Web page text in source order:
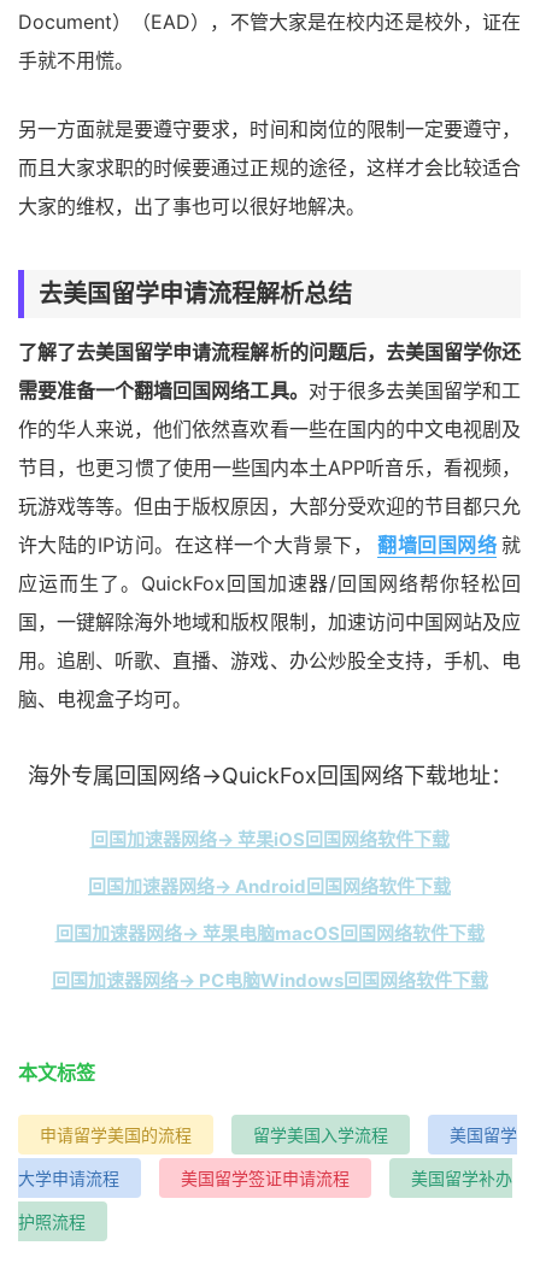
Document）（EAD），不管大家是在校内还是校外，证在
手就不用慌。
另一方面就是要遵守要求，时间和岗位的限制一定要遵守，
而且大家求职的时候要通过正规的途径，这样才会比较适合
大家的维权，出了事也可以很好地解决。
去美国留学申请流程解析总结
了解了去美国留学申请流程解析的问题后，去美国留学你还
需要准备一个翻墙回国网络工具。 对于很多去美国留学和工
作的华人来说，他们依然喜欢看一些在国内的中文电视剧及
节目，也更习惯了使用一些国内本土APP听音乐，看视频，
玩游戏等等。但由于版权原因，大部分受欢迎的节目都只允
许大陆的IP访问。在这样一个大背景下，
翻墙回国网络 就
应运而生了。QuickFox回国加速器/回国网络帮你轻松回
国，一键解除海外地域和版权限制，加速访问中国网站及应
用。追剧、听歌、直播、游戏、办公炒股全支持，手机、电
脑、电视盒子均可。
海外专属回国网络→QuickFox回国网络下载地址：
回国加速器网络→ 苹果iOS回国网络软件下载
回国加速器网络→ Android回国网络软件下载
回国加速器网络→ 苹果电脑macOS回国网络软件下载
回国加速器网络→ PC电脑Windows回国网络软件下载
本文标签
申请留学美国的流程 留学美国入学流程 美国留学
大学申请流程 美国留学签证申请流程 美国留学补办
护照流程